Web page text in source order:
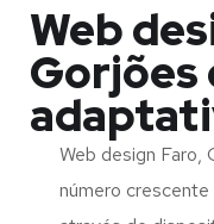
Web
Gorjões
Web design Faro,
número